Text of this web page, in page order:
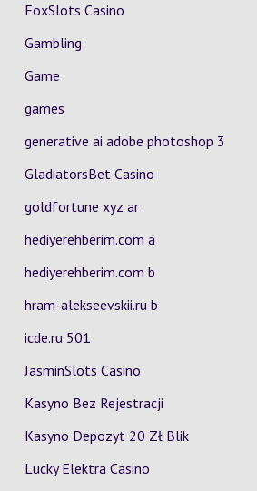
FoxSlots Casino
Gambling
Game
games
generative ai adobe photoshop 3
GladiatorsBet Casino
goldfortune xyz ar
hediyerehberim.com a
hediyerehberim.com b
hram-alekseevskii.ru b
icde.ru 501
JasminSlots Casino
Kasyno Bez Rejestracji
Kasyno Depozyt 20 Zł Blik
Lucky Elektra Casino